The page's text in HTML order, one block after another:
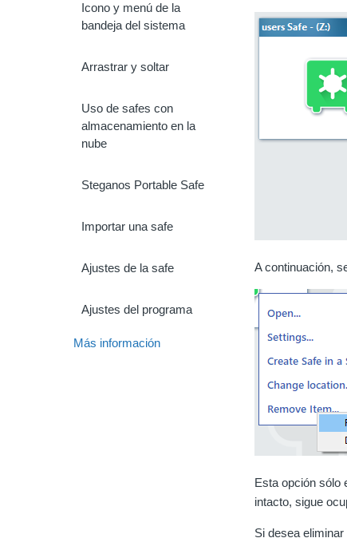
Icono y menú de la
bandeja del sistema
Arrastrar y soltar
Uso de safes con
almacenamiento en la
nube
Steganos Portable Safe
Importar una safe
Ajustes de la safe
Ajustes del programa
Más información
A continuación,
Esta opción sólo
intacto, sigue
Si desea